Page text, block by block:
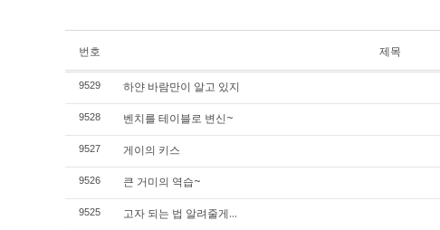
번호 제목
9529 하얀 바람만이 알고 있지
9528 벤치를 테이블로 변신~
9527 게이의 키스
9526 큰 거미의 역습~
9525 고자 되는 법 알려줄게...